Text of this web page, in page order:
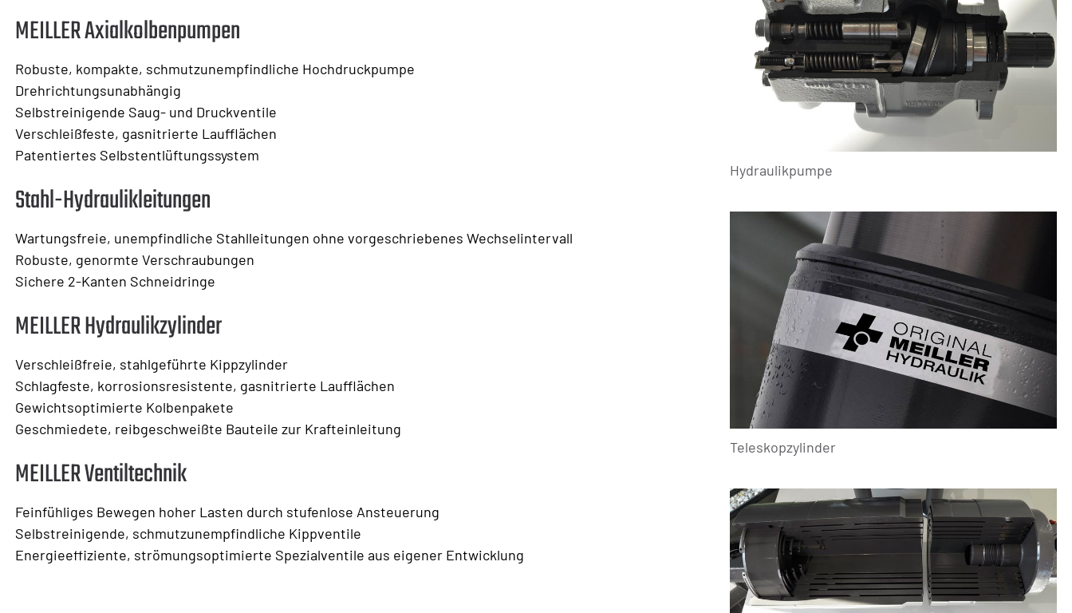
MEILLER Axialkolbenpumpen
Robuste, kompakte, schmutzunempfindliche Hochdruckpumpe
Drehrichtungsunabhängig
Selbstreinigende Saug- und Druckventile
Verschleißfeste, gasnitrierte Laufflächen
Patentiertes Selbstentlüftungssystem
Stahl-Hydraulikleitungen
Wartungsfreie, unempfindliche Stahlleitungen ohne vorgeschriebenes Wechselintervall
Robuste, genormte Verschraubungen
Sichere 2-Kanten Schneidringe
MEILLER Hydraulikzylinder
Verschleißfreie, stahlgeführte Kippzylinder
Schlagfeste, korrosionsresistente, gasnitrierte Laufflächen
Gewichtsoptimierte Kolbenpakete
Geschmiedete, reibgeschweißte Bauteile zur Krafteinleitung
MEILLER Ventiltechnik
Feinfühliges Bewegen hoher Lasten durch stufenlose Ansteuerung
Selbstreinigende, schmutzunempfindliche Kippventile
Energieeffiziente, strömungsoptimierte Spezialventile aus eigener Entwicklung
Hydraulikpumpe
Teleskopzylinder